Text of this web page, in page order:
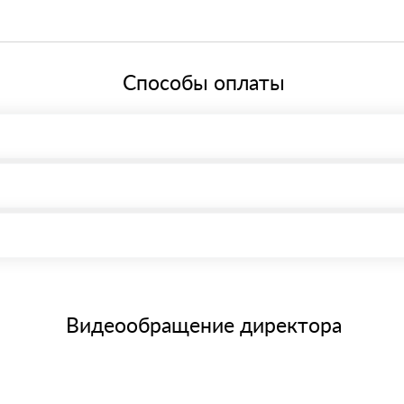
Способы оплаты
через системы электронных платежей.
банковским картам
материала после проверки качества и количества
Видеообращение директора